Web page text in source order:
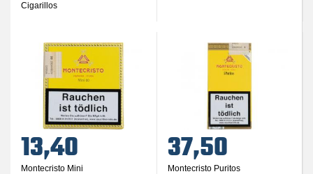
Cigarillos
13,40
Montecristo Mini 37,50
Montecristo Puritos